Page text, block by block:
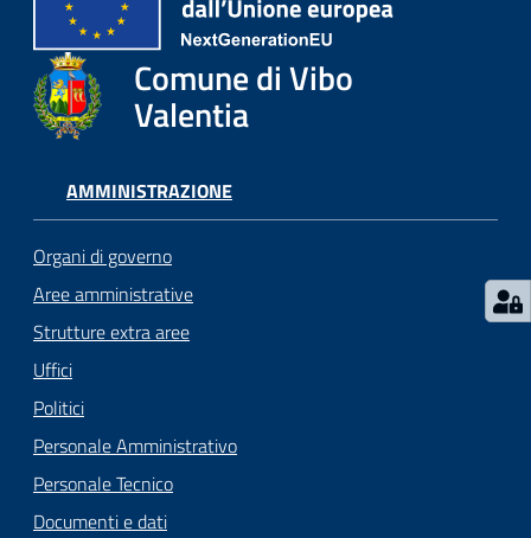
argomenti...
Seguici
Comune di Vibo
Valentia
AMMINISTRAZIONE
Organi di governo
Aree amministrative
Strutture extra aree
Uffici
Politici
Personale Amministrativo
Personale Tecnico
Documenti e dati